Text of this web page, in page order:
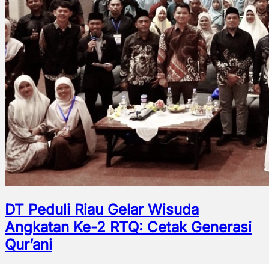
DT Peduli Riau Gelar Wisuda
Angkatan Ke-2 RTQ: Cetak Generasi
Qur’ani